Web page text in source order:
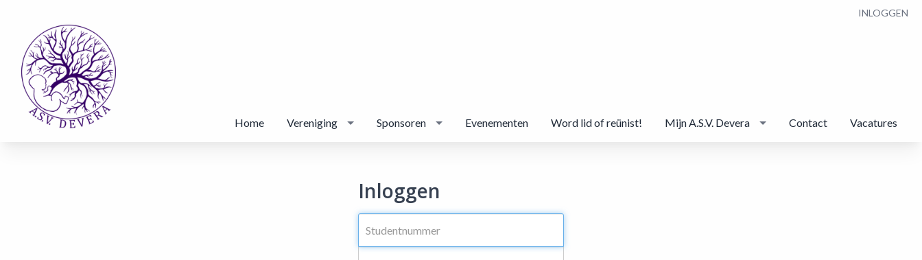
INLOGGEN
Home Vereniging Sponsoren Evenementen Word lid of reünist! Mijn A.S.V. Devera Contact Vacatures
Inloggen